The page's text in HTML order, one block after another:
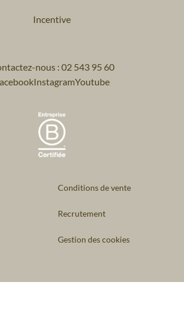
Incentive
nous : 02 543 95 60
InstagramYoutube
Conditions de vente
Recrutement
Gestion des cookies